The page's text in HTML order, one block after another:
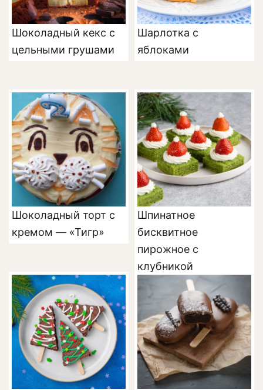
Шоколадный кекс с
цельными грушами
Шарлотка с
яблоками
Шоколадный торт с
кремом — «Тигр»
Шпинатное
бисквитное
пирожное с
клубникой